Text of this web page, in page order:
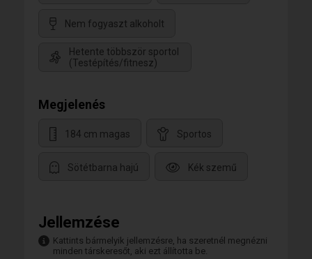
Nem fogyaszt alkoholt
Hetente többször sportol
(Testépítés/fitnesz)
Megjelenés
184 cm magas Sportos
Sötétbarna hajú Kék szemű
Jellemzése
Kattints bármelyik jellemzésre, ha szeretnél megnézni
minden társkeresőt, aki ezt állította be.